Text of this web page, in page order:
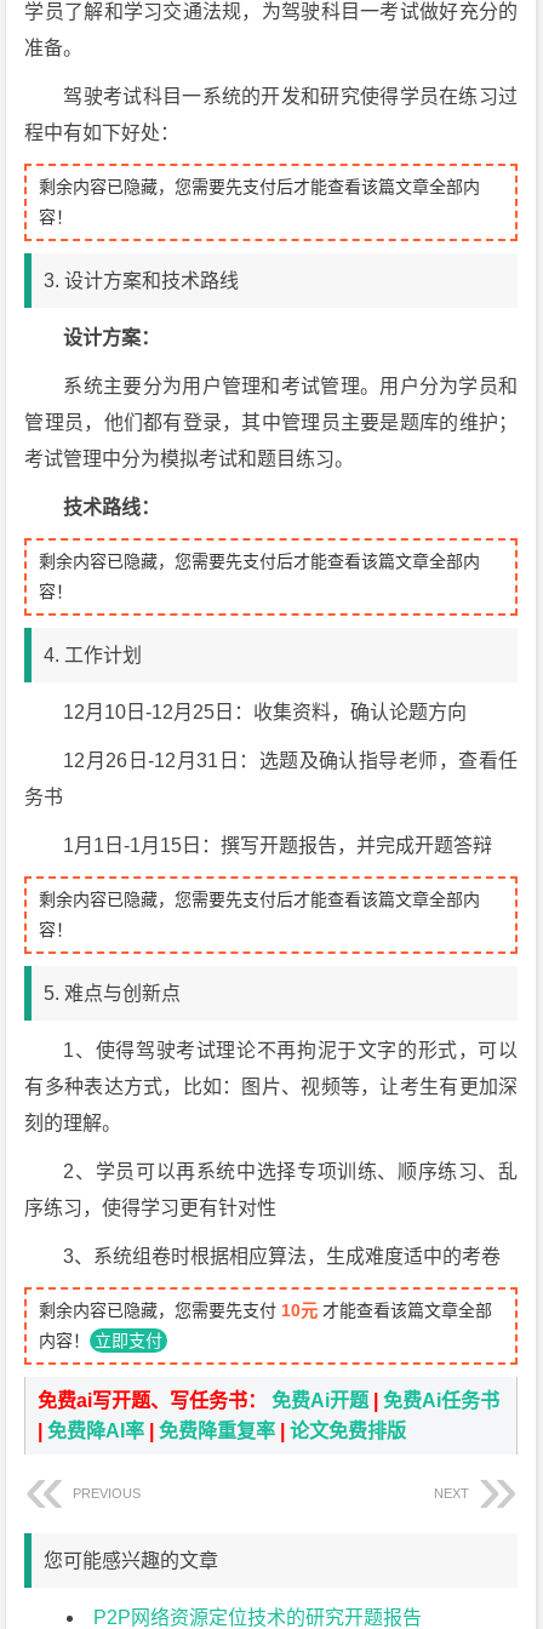
学员了解和学习交通法规，为驾驶科目一考试做好充分的
准备。
驾驶考试科目一系统的开发和研究使得学员在练习过
程中有如下好处：
剩余内容已隐藏，您需要先支付后才能查看该篇文章全部内
容！
3. 设计方案和技术路线
设计方案：
系统主要分为用户管理和考试管理。用户分为学员和
管理员，他们都有登录，其中管理员主要是题库的维护；
考试管理中分为模拟考试和题目练习。
技术路线：
剩余内容已隐藏，您需要先支付后才能查看该篇文章全部内
容！
4. 工作计划
12月10日-12月25日：收集资料，确认论题方向
12月26日-12月31日：选题及确认指导老师，查看任
务书
1月1日-1月15日：撰写开题报告，并完成开题答辩
剩余内容已隐藏，您需要先支付后才能查看该篇文章全部内
容！
5. 难点与创新点
1、使得驾驶考试理论不再拘泥于文字的形式，可以
有多种表达方式，比如：图片、视频等，让考生有更加深
刻的理解。
2、学员可以再系统中选择专项训练、顺序练习、乱
序练习，使得学习更有针对性
3、系统组卷时根据相应算法，生成难度适中的考卷
剩余内容已隐藏，您需要先支付 10元 才能查看该篇文章全部
内容！ 立即支付
免费ai写开题、写任务书：免费Ai开题 |免费Ai任务书
|免费降AI率 |免费降重复率 |论文免费排版
PREVIOUS NEXT
您可能感兴趣的文章
P2P网络资源定位技术的研究开题报告